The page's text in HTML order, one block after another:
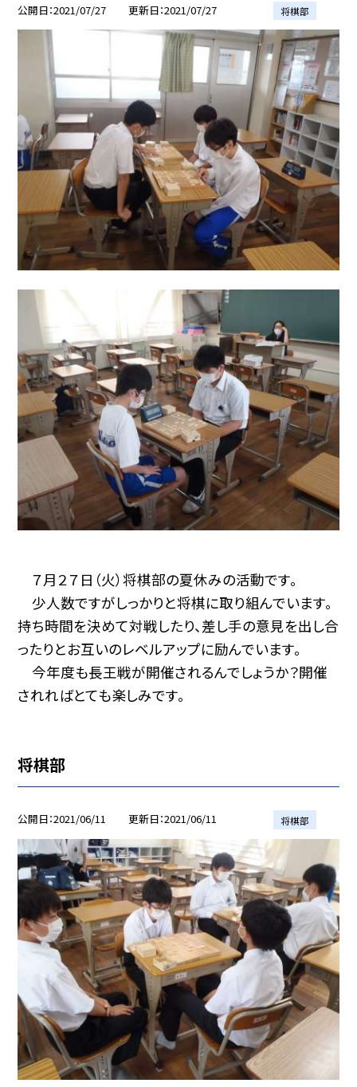
公開日 2021/07/27 更新日 2021/07/27 将棋部
７月２７日（火）将棋部の夏休みの活動です。
少人数ですがしっかりと将棋に取り組んでいます。
持ち時間を決めて対戦したり、差し手の意見を出し合
ったりとお互いのレベルアップに励んでいます。
今年度も長王戦が開催されるんでしょうか？開催
されればとても楽しみです。
将棋部
公開日 2021/06/11 更新日 2021/06/11 将棋部